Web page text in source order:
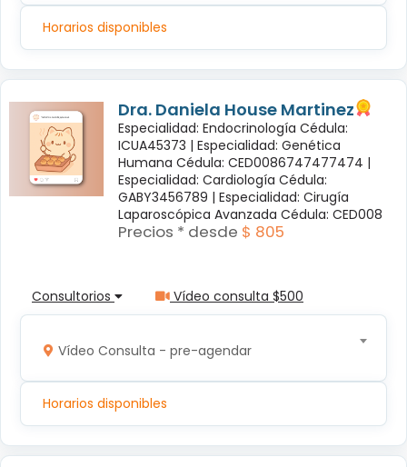
Horarios disponibles
Dra. Daniela House Martinez
Especialidad: Endocrinología Cédula:
ICUA45373 | Especialidad: Genética
Humana Cédula: CED0086747477474 |
Especialidad: Cardiología Cédula:
GABY3456789 | Especialidad: Cirugía
Laparoscópica Avanzada Cédula: CED008
Precios * desde $ 805
Consultorios Vídeo consulta $500
Vídeo Consulta - pre-agendar
Horarios disponibles